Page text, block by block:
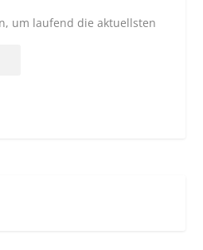
um laufend die aktuellsten